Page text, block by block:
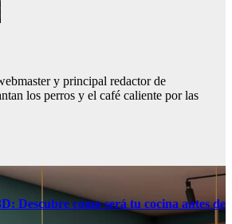
y principal redactor de
los perros y el café caliente por las
Descubre cómo será tu cocina antes de